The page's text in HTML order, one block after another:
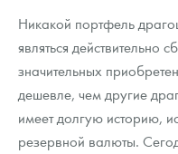
Золотой червонец Сеятель
Золотые слитки
Аксессуары
Гарри Поттер
Выкуп монет
Выкуп серебряных монет
Вопрос - ответ
Памятка для работы с
Условия возврата
Распродажа монет и жетонов
Итоги 2025 года. Прогноз
2026 год
Cтатьи
Георгий Победоносец -
Курс золота и серебра
Лом выкуп
Скупка слитков
Контакты
Наши преимущества
Письмо директору
Никакой портфель
являться действительно
значительных
дешевле, чем другие
имеет долгую историю,
резервной валюты.